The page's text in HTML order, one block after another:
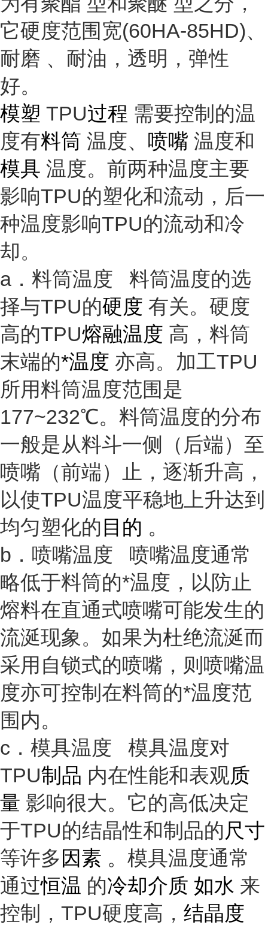
它硬度范围宽(60HA-85HD)、
耐磨 、耐油，透明， 弹性
好。
模塑 TPU过程 需要控制的温
度有料筒 温度、 喷嘴 温度和
模具 温度。前两种温度主要
影响TPU的塑化和流动，后一
种温度影响TPU的流动和冷
却。
a．料筒温度 料筒温度的选
择与TPU的硬度 有关。硬度
高的TPU熔融温度 高，料筒
末端的*温度 亦高。加工TPU
所用料筒温度范围是
177~232℃。料筒温度的分布
一般是从料斗一侧（后端）至
喷嘴（前端）止，逐渐升高，
以使TPU温度平稳地上升达到
均匀塑化的 目的 。
b．喷嘴温度 喷嘴温度通常
略低于料筒的*温度，以防止
熔料在直通式喷嘴可能发生的
流涎现象。如果为杜绝流涎而
采用自锁式的喷嘴，则喷嘴温
度亦可控制在料筒的*温度范
围内。
c．模具温度 模具温度对
TPU制品 内在性能和表观质
量 影响很大。它的高低决定
于TPU的结晶性和制品的 尺寸
等许多 因素 。模具温度通常
通过恒温 的冷却介质 如水 来
控制，TPU硬度高， 结晶度